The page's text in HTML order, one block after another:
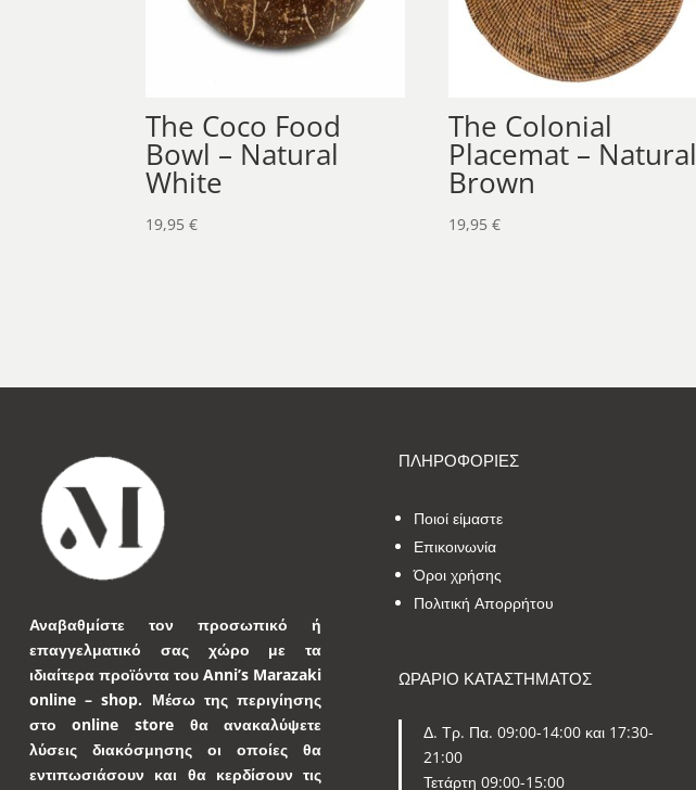
The Coco Food
Bowl – Natural
White
19,95€
The Colonial
Placemat – Natural
Brown
19,95€
Αναβαθμίστε τον προσωπικό ή
επαγγελματικό σας χώρο με τα
ιδιαίτερα προϊόντα του Anni’s Marazaki
online – shop. Μέσω της περιγίησης
στο online store θα ανακαλύψετε
λύσεις διακόσμησης οι οποίες θα
εντιπωσιάσουν και θα κερδίσουν τις
ΠΛΗΡΟΦΟΡΙΕΣ
Ποιοί είμαστε
Επικοινωνία
Όροι χρήσης
Πολιτική Απορρήτου
ΩΡΑΡΙΟ ΚΑΤΑΣΤΗΜΑΤΟΣ
Δ. Τρ. Πα. 09:00-14:00 και 17:30-
21:00
Τετάρτη 09:00-15:00